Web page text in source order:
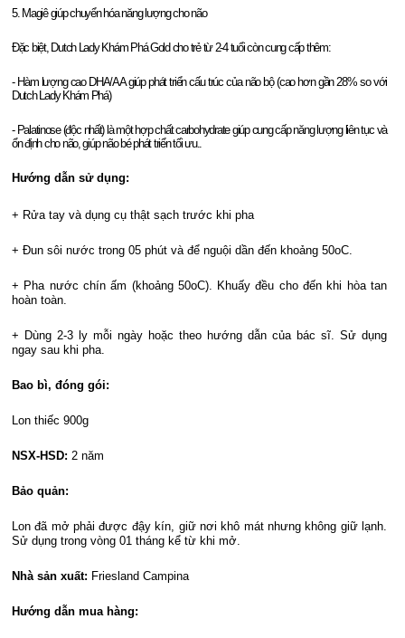
5. Magiê giúp chuyển hóa năng lượng cho não
Đặc biệt, Dutch Lady Khám Phá Gold cho trẻ từ 2-4 tuổi còn cung cấp thêm:
- Hàm lượng cao DHA/AA giúp phát triển cấu trúc của não bộ (cao hơn gần 28% so với
Dutch Lady Khám Phá)
- Palatinose (độc nhất) là một hợp chất carbohydrate giúp cung cấp năng lượng liên tục và
ổn định cho não, giúp não bé phát triển tối ưu..
Hướng dẫn sử dụng:
+ Rửa tay và dụng cụ thật sạch trước khi pha
+ Đun sôi nước trong 05 phút và để nguội dần đến khoảng 50oC.
+ Pha nước chín ấm (khoảng 50oC). Khuấy đều cho đến khi hòa tan
hoàn toàn.
+ Dùng 2-3 ly mỗi ngày hoặc theo hướng dẫn của bác sĩ. Sử dụng
ngay sau khi pha.
Bao bì, đóng gói:
Lon thiếc 900g
NSX-HSD: 2 năm
Bảo quản:
Lon đã mở phải được đậy kín, giữ nơi khô mát nhưng không giữ lạnh.
Sử dụng trong vòng 01 tháng kể từ khi mở.
Nhà sản xuất: Friesland Campina
Hướng dẫn mua hàng: